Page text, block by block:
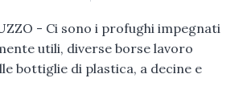
- Ci sono i profughi impegnati
utili, diverse borse lavoro
bottiglie di plastica, a decine e